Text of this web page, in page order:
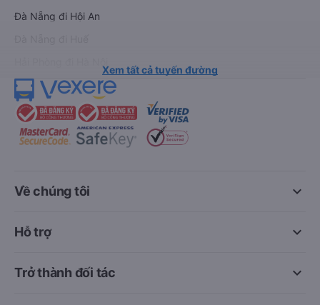
Đà Nẵng đi Hội An
Xem tất cả tuyến đường
keyboard_arrow_down
Về chúng tôi
keyboard_arrow_down
Hỗ trợ
keyboard_arrow_down
Trở thành đối tác